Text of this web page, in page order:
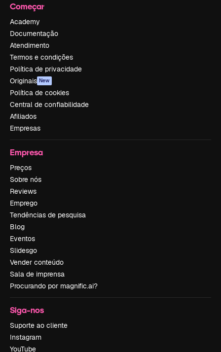
Começar
Academy
Documentação
Atendimento
Termos e condições
Política de privacidade
Originais New
Política de cookies
Central de confiabilidade
Afiliados
Empresas
Empresa
Preços
Sobre nós
Reviews
Emprego
Tendências de pesquisa
Blog
Eventos
Slidesgo
Vender conteúdo
Sala de imprensa
Procurando por magnific.ai?
Siga-nos
Suporte ao cliente
Instagram
YouTube